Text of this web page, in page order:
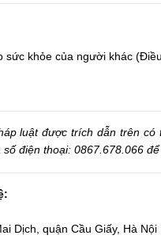
khỏe của người khác
luật được trích dẫn trên
điện thoại: 0867.678.066
Dịch, quận Cầu Giấy, Hà Nội